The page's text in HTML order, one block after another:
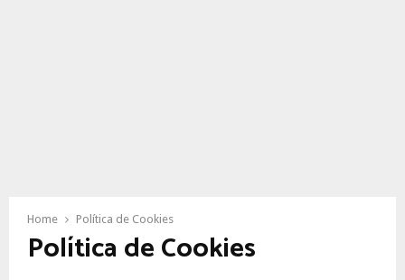
Home Política de Cookies
Política de Cookies